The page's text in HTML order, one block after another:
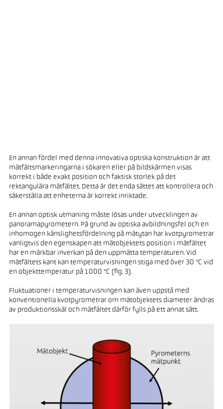
En annan fördel med denna innovativa optiska konstruktion är att
mätfältsmarkeringarna i sökaren eller på bildskärmen visas
korrekt i både exakt position och faktisk storlek på det
rektangulära mätfältet. Detta är det enda sättet att kontrollera och
säkerställa att enheterna är korrekt inriktade.
En annan optisk utmaning måste lösas under utvecklingen av
panoramapyrometern. På grund av optiska avbildningsfel och en
inhomogen känslighetsfördelning på mätytan har kvotpyrometrar
vanligtvis den egenskapen att mätobjektets position i mätfältet
har en märkbar inverkan på den uppmätta temperaturen. Vid
mätfältets kant kan temperaturvisningen stiga med över 30 °C vid
en objekttemperatur på 1000 °C (fig. 3).
Fluktuationer i temperaturvisningen kan även uppstå med
konventionella kvotpyrometrar om mätobjektets diameter ändras
av produktionsskäl och mätfältet därför fylls på ett annat sätt.